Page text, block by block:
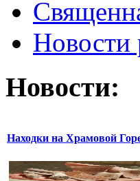
Новости
Новости:
Находки на Храмовой